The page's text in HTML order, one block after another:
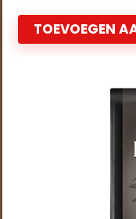
TOEVOEGEN